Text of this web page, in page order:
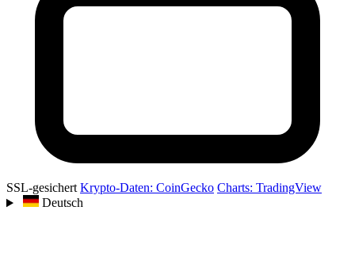
SSL-gesichert Krypto-Daten: CoinGecko Charts: TradingView
Deutsch